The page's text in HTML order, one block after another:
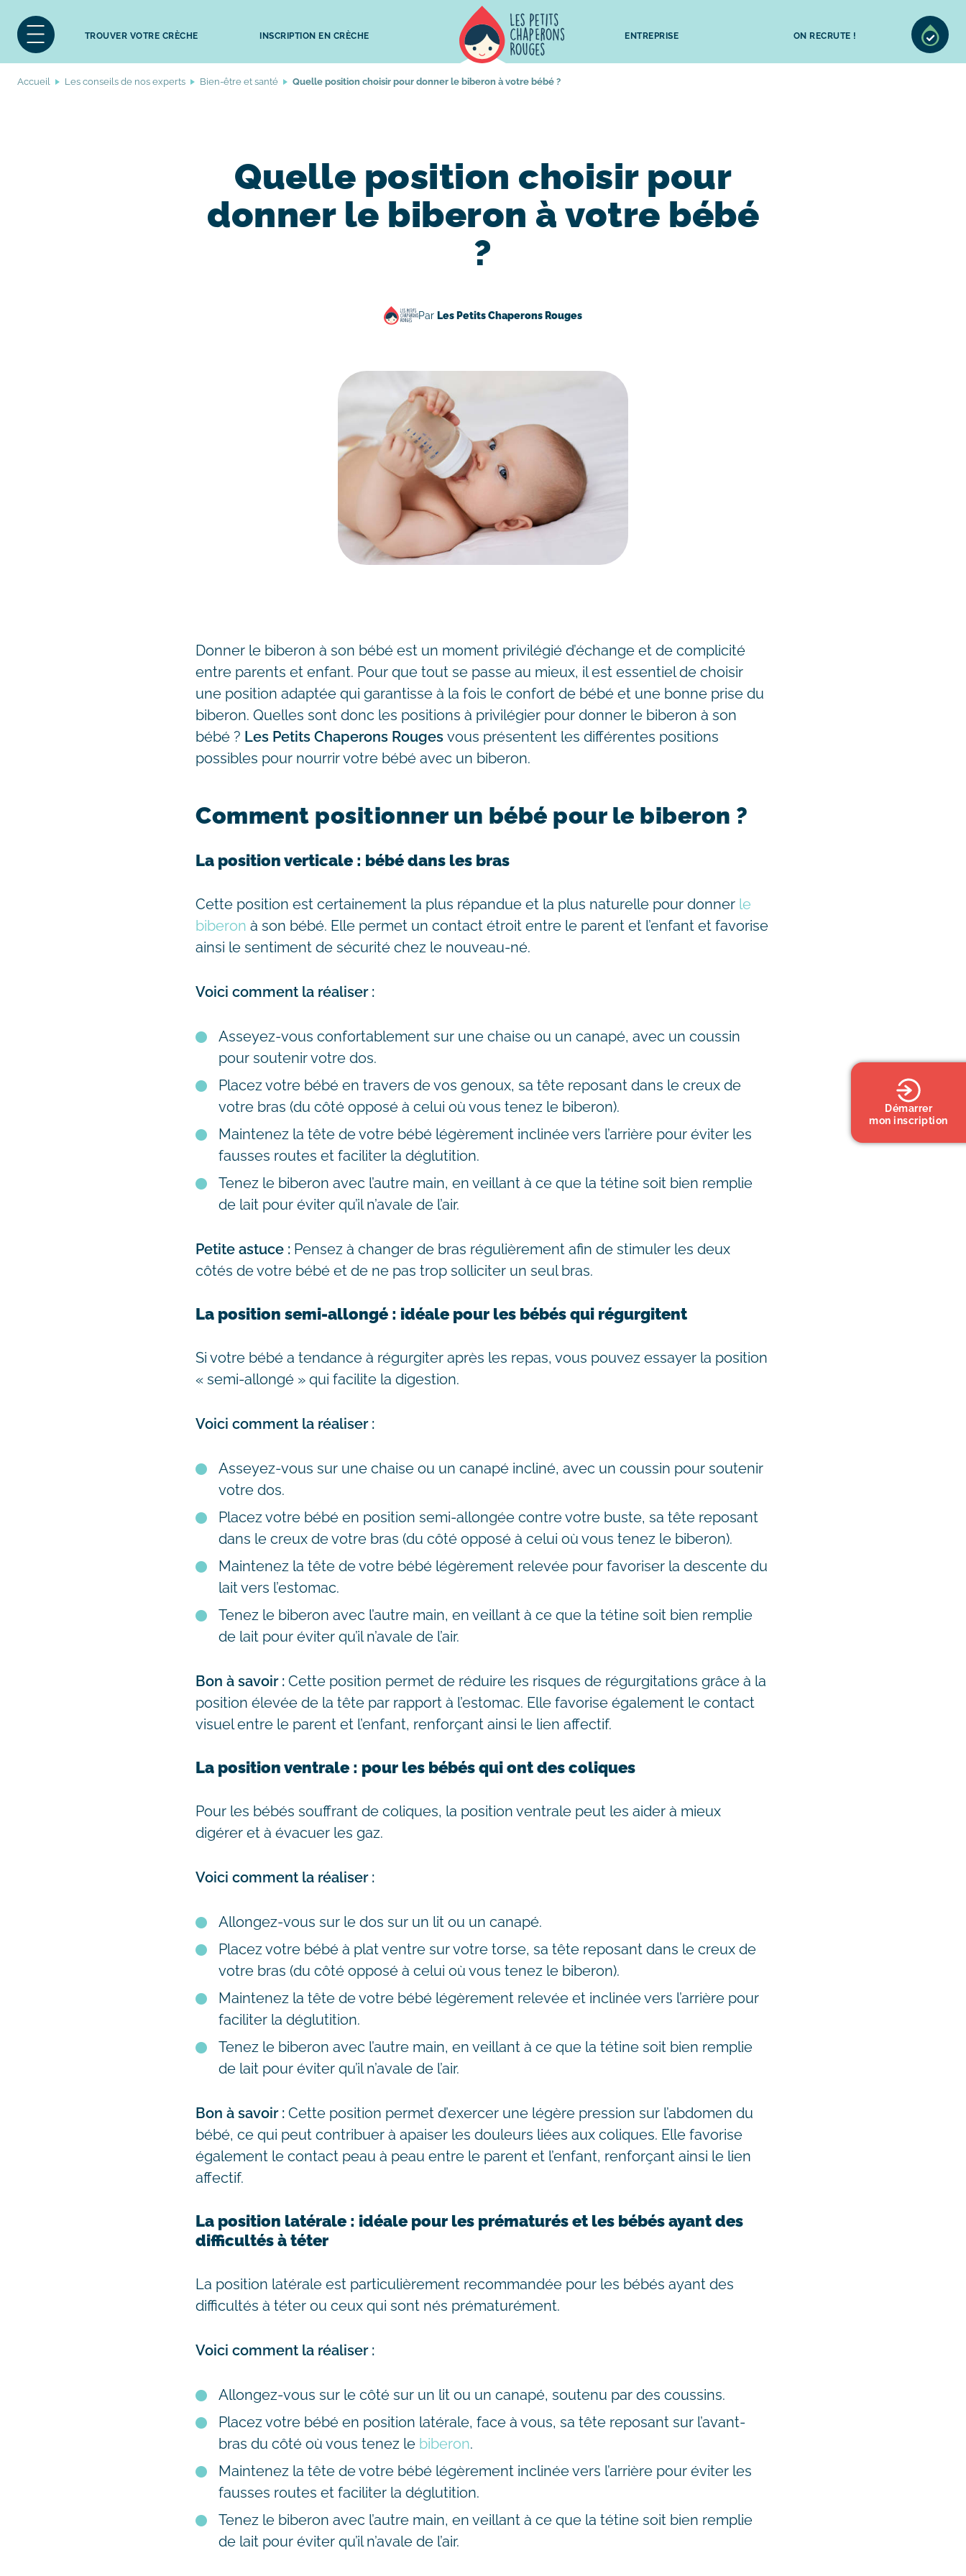
TROUVER VOTRE CRÈCHE INSCRIPTION EN CRÈCHE ENTREPRISE ON RECRUTE !
Démarrer
mon inscription
Accueil Les conseils de nos experts Bien-être et santé Quelle position choisir pour donner le biberon à votre bébé ?
Quelle position choisir pour
donner le biberon à votre bébé
?
Par Les Petits Chaperons Rouges
Donner le biberon à son bébé est un moment privilégié d’échange et de complicité
entre parents et enfant. Pour que tout se passe au mieux, il est essentiel de choisir
une position adaptée qui garantisse à la fois le confort de bébé et une bonne prise du
biberon. Quelles sont donc les positions à privilégier pour donner le biberon à son
bébé ? Les Petits Chaperons Rouges vous présentent les différentes positions
possibles pour nourrir votre bébé avec un biberon.
Comment positionner un bébé pour le biberon ?
La position verticale : bébé dans les bras
Cette position est certainement la plus répandue et la plus naturelle pour donner le
biberon à son bébé. Elle permet un contact étroit entre le parent et l’enfant et favorise
ainsi le sentiment de sécurité chez le nouveau-né.
Voici comment la réaliser :
Asseyez-vous confortablement sur une chaise ou un canapé, avec un coussin
pour soutenir votre dos.
Placez votre bébé en travers de vos genoux, sa tête reposant dans le creux de
votre bras (du côté opposé à celui où vous tenez le biberon).
Maintenez la tête de votre bébé légèrement inclinée vers l’arrière pour éviter les
fausses routes et faciliter la déglutition.
Tenez le biberon avec l’autre main, en veillant à ce que la tétine soit bien remplie
de lait pour éviter qu’il n’avale de l’air.
Petite astuce : Pensez à changer de bras régulièrement afin de stimuler les deux
côtés de votre bébé et de ne pas trop solliciter un seul bras.
La position semi-allongé : idéale pour les bébés qui régurgitent
Si votre bébé a tendance à régurgiter après les repas, vous pouvez essayer la position
« semi-allongé » qui facilite la digestion.
Voici comment la réaliser :
Asseyez-vous sur une chaise ou un canapé incliné, avec un coussin pour soutenir
votre dos.
Placez votre bébé en position semi-allongée contre votre buste, sa tête reposant
dans le creux de votre bras (du côté opposé à celui où vous tenez le biberon).
Maintenez la tête de votre bébé légèrement relevée pour favoriser la descente du
lait vers l’estomac.
Tenez le biberon avec l’autre main, en veillant à ce que la tétine soit bien remplie
de lait pour éviter qu’il n’avale de l’air.
Bon à savoir : Cette position permet de réduire les risques de régurgitations grâce à la
position élevée de la tête par rapport à l’estomac. Elle favorise également le contact
visuel entre le parent et l’enfant, renforçant ainsi le lien affectif.
La position ventrale : pour les bébés qui ont des coliques
Pour les bébés souffrant de coliques, la position ventrale peut les aider à mieux
digérer et à évacuer les gaz.
Voici comment la réaliser :
Allongez-vous sur le dos sur un lit ou un canapé.
Placez votre bébé à plat ventre sur votre torse, sa tête reposant dans le creux de
votre bras (du côté opposé à celui où vous tenez le biberon).
Maintenez la tête de votre bébé légèrement relevée et inclinée vers l’arrière pour
faciliter la déglutition.
Tenez le biberon avec l’autre main, en veillant à ce que la tétine soit bien remplie
de lait pour éviter qu’il n’avale de l’air.
Bon à savoir : Cette position permet d’exercer une légère pression sur l’abdomen du
bébé, ce qui peut contribuer à apaiser les douleurs liées aux coliques. Elle favorise
également le contact peau à peau entre le parent et l’enfant, renforçant ainsi le lien
affectif.
La position latérale : idéale pour les prématurés et les bébés ayant des
difficultés à téter
La position latérale est particulièrement recommandée pour les bébés ayant des
difficultés à téter ou ceux qui sont nés prématurément.
Voici comment la réaliser :
Allongez-vous sur le côté sur un lit ou un canapé, soutenu par des coussins.
Placez votre bébé en position latérale, face à vous, sa tête reposant sur l’avant-
bras du côté où vous tenez le biberon.
Maintenez la tête de votre bébé légèrement inclinée vers l’arrière pour éviter les
fausses routes et faciliter la déglutition.
Tenez le biberon avec l’autre main, en veillant à ce que la tétine soit bien remplie
de lait pour éviter qu’il n’avale de l’air.